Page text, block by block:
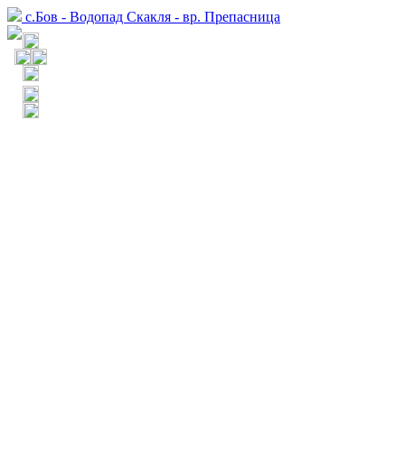
с.Бов - Водопад Скакля - вр. Препасница